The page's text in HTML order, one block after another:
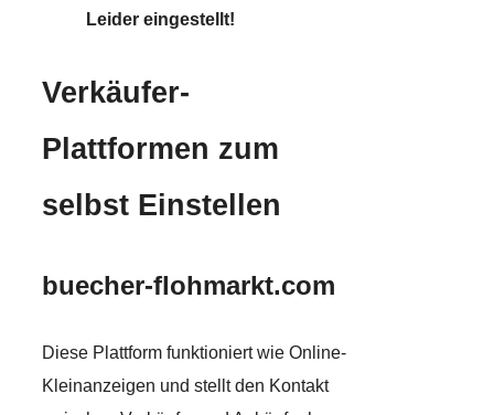
Leider eingestellt!
Verkäufer-
Plattformen zum
selbst Einstellen
buecher-flohmarkt.com
Diese Plattform funktioniert wie Online-
Kleinanzeigen und stellt den Kontakt